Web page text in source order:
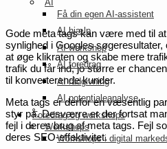
AI
Få din egen AI-assistent
AI hjælp
AI workshop
AI foredrag
AI rådgivning
AI potentialeanalyse
Foredrag og workshops
Workshops
Workshops i digital
Gode meta tags kan være med til
synlighed i Googles
at øge klikraten og skabe mere
trafik du får ind, jo større er
til konverterende kunder.
Meta tags er derfor en væsentlig
styr på. Desværre er der fortsat
fejl i deres brug af meta tags. Fejl
deres SEO-effektivitet.